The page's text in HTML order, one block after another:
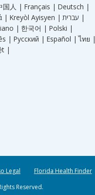
国人 | Français | Deutsch |
| Kreyòl Ayisyen |
עברית |
| 한국어 | Polski |
| Русский | Español | ไทย |
|
Legal Florida Health Finder
Reserved.